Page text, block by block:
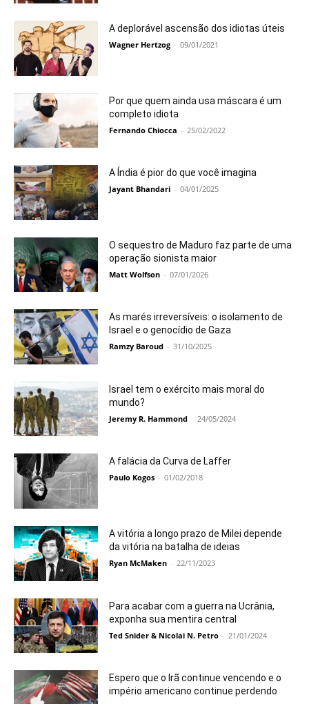
A deplorável ascensão dos idiotas úteis
Wagner Hertzog - 09/01/2021
Por que quem ainda usa máscara é um
completo idiota
Fernando Chiocca - 25/02/2022
A Índia é pior do que você imagina
Jayant Bhandari - 04/01/2025
O sequestro de Maduro faz parte de uma
operação sionista maior
Matt Wolfson - 07/01/2026
As marés irreversíveis: o isolamento de
Israel e o genocídio de Gaza
Ramzy Baroud - 31/10/2025
Israel tem o exército mais moral do
mundo?
Jeremy R. Hammond - 24/05/2024
A falácia da Curva de Laffer
Paulo Kogos - 01/02/2018
A vitória a longo prazo de Milei depende
da vitória na batalha de ideias
Ryan McMaken - 22/11/2023
Para acabar com a guerra na Ucrânia,
exponha sua mentira central
Ted Snider & Nicolai N. Petro - 21/01/2024
Espero que o Irã continue vencendo e o
império americano continue perdendo